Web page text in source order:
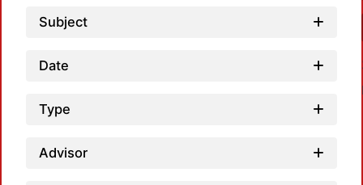
Subject
Date
Type
Advisor